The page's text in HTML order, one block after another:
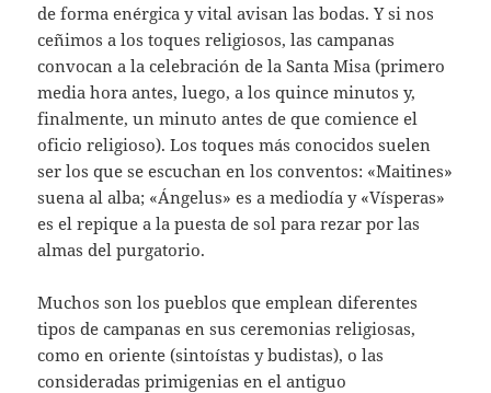
de forma enérgica y vital avisan las bodas. Y si nos
ceñimos a los toques religiosos, las campanas
convocan a la celebración de la Santa Misa (primero
media hora antes, luego, a los quince minutos y,
finalmente, un minuto antes de que comience el
oficio religioso). Los toques más conocidos suelen
ser los que se escuchan en los conventos: «Maitines»
suena al alba; «Ángelus» es a mediodía y «Vísperas»
es el repique a la puesta de sol para rezar por las
almas del purgatorio.
Muchos son los pueblos que emplean diferentes
tipos de campanas en sus ceremonias religiosas,
como en oriente (sintoístas y budistas), o las
consideradas primigenias en el antiguo